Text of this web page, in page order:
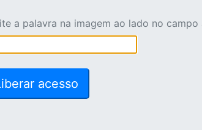
a palavra na imagem ao lado no campo